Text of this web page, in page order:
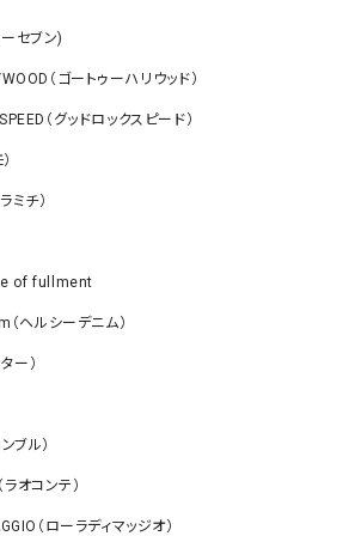
セブン)
（ゴートゥーハリウッド）
（グッドロックスピード）
ミチ）
of fullment
ヘルシーデニム）
ー）
ブル）
オコンテ）
（ローラディマッジオ）